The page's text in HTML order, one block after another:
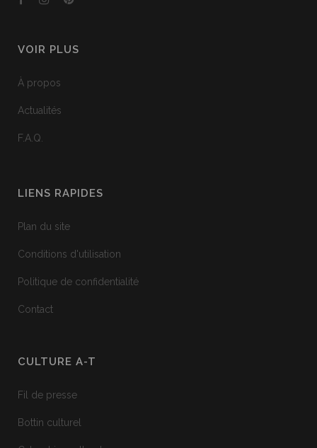
VOIR PLUS
À propos
Actualités
F.A.Q.
LIENS RAPIDES
Plan du site
Conditions d'utilisation
Politique de confidentialité
Contact
CULTURE A-T
Fil de presse
Bottin culturel